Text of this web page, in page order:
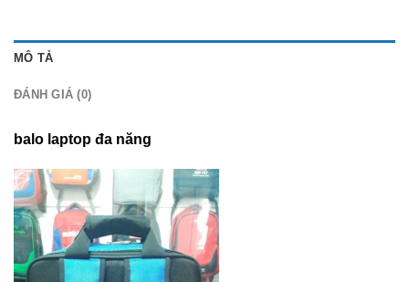
MÔ TẢ
ĐÁNH GIÁ (0)
balo laptop đa năng